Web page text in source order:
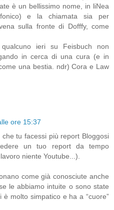
è un bellissimo nome, in liNea
e la chiamata sia per
sulla fronte di Dofffy, come
ieri su Feisbuch non
in cerca di una cura (e in
una bestia. ndr) Cora e Law
ore 15:37
tu facessi più report Bloggosi
un tuo report da tempo
niente Youtube...).
come già conosciute anche
le abbiamo intuite o sono state
molto simpatico e ha a “cuore”